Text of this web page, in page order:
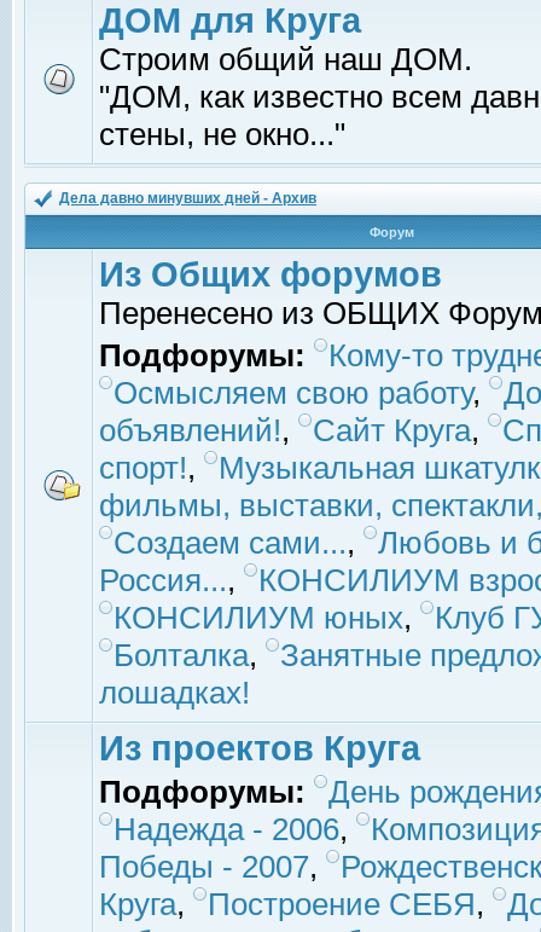
ДОМ для Круга
Строим общий наш ДОМ.
"ДОМ, как известно всем
стены, не окно..."
Дела давно минувших дней - Архив
Форум
Из Общих форумов
Перенесено из ОБЩИХ
Подфорумы:
Кому-то
Осмысляем свою работу,
объявлений!, Сайт Круга,
спорт!,
Музыкальная
фильмы, выставки,
Создаем сами...,
Любовь и
Россия...,
КОНСИЛИУМ
КОНСИЛИУМ юных,
Клуб
Болталка,
Занятные
лошадках!
Из проектов Круга
Подфорумы:
День
Надежда - 2006,
Победы - 2007,
Круга, Построение СЕБЯ,